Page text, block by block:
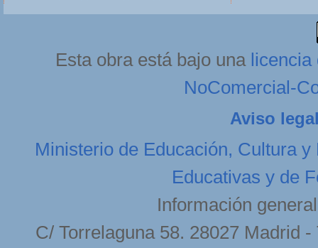
Esta obra está bajo una licencia
NoComercial-
Aviso
Ministerio de Educación, Cultura y
Educativas y de
Información
C/ Torrelaguna 58. 28027 Madrid